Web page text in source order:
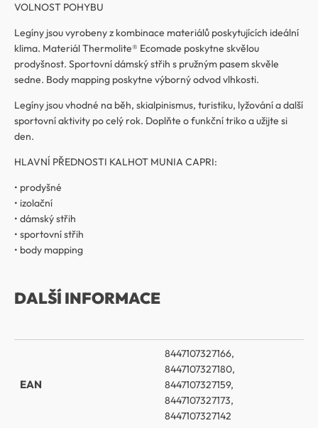
VOLNOST POHYBU
Legíny jsou vyrobeny z kombinace materiálů poskytujících ideální
klima. Materiál Thermolite® Ecomade poskytne skvělou
prodyšnost. Sportovní dámský střih s pružným pasem skvěle
sedne. Body mapping poskytne výborný odvod vlhkosti.
Legíny jsou vhodné na běh, skialpinismus, turistiku, lyžování a další
sportovní aktivity po celý rok. Doplňte o funkční triko a užijte si
den.
HLAVNÍ PŘEDNOSTI KALHOT MUNIA CAPRI:
• prodyšné
• izolační
• dámský střih
• sportovní střih
• body mapping
DALŠÍ INFORMACE
EAN
8447107327166,
8447107327180,
8447107327159,
8447107327173,
8447107327142